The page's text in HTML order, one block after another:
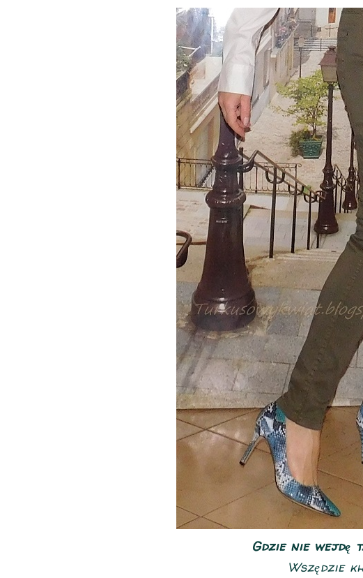
Gdzie nie wejdę
Wszędzie